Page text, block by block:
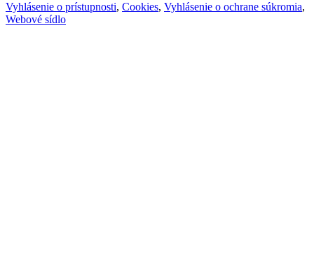
Vyhlásenie o prístupnosti, Cookies, Vyhlásenie o ochrane súkromia,
Webové sídlo